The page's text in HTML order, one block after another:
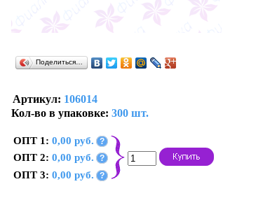
Поделиться…
Артикул: 106014
Кол-во в упаковке: 300 шт.
ОПТ 1: 0,00 руб. ?
ОПТ 2: 0,00 руб. ?
ОПТ 3: 0,00 руб. ?